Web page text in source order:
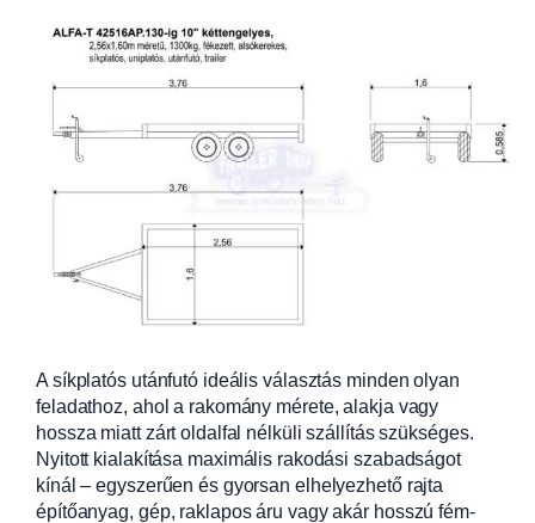
A síkplatós utánfutó ideális választás minden olyan
feladathoz, ahol a rakomány mérete, alakja vagy
hossza miatt zárt oldalfal nélküli szállítás szükséges.
Nyitott kialakítása maximális rakodási szabadságot
kínál – egyszerűen és gyorsan elhelyezhető rajta
építőanyag, gép, raklapos áru vagy akár hosszú fém-